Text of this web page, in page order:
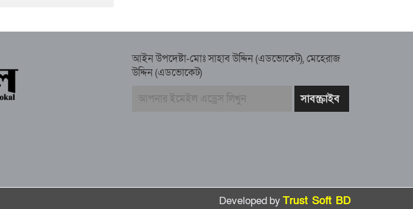
আইন উপদেষ্টা-মোঃ সাহাব উদ্দিন (এডভোকেট), মেহেরাজ
উদ্দিন (এডভোকেট)
Developed by Trust Soft BD